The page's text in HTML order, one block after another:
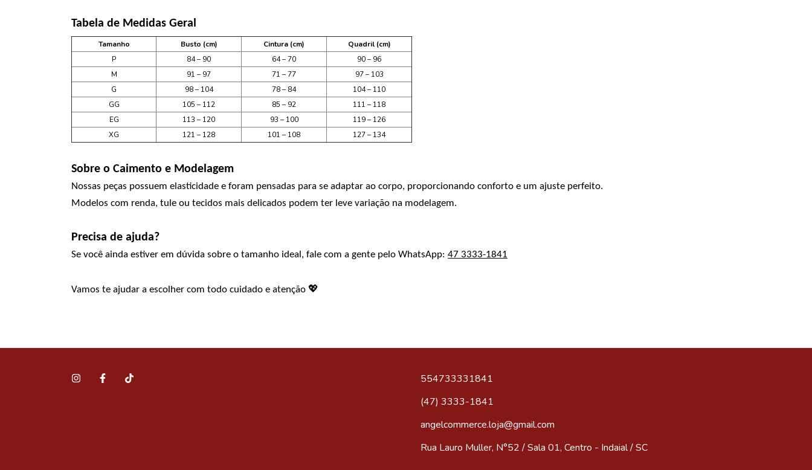
Tabela de Medidas Geral
Tamanho Busto (cm) Cintura (cm)
Quadril (cm)
P
84 – 90 64 –70 90 – 96
M
91 – 97 71 –77 97 – 103
G
98 – 104 78 – 84 104 – 110
GG
105 – 112 85 – 92 111 – 118
EG
113 – 120 93 – 100 119 – 126
XG
121 – 128 101 – 108 127 – 134
Sobre o Caimento e Modelagem
Nossas peças possuem elasticidade e foram pensadas para se adaptar ao corpo, proporcionando conforto e um ajuste perfeito.
Modelos com renda, tule ou tecidos mais delicados podem ter leve variação na modelagem.
Precisa de ajuda?
Se você ainda estiver em dúvida sobre o tamanho ideal, fale com a gente pelo WhatsApp: 47 3333-1841
Vamos te ajudar a escolher com todo cuidado e atenção 💖
554733331841
(47) 3333-1841
angelcommerce.loja@gmail.com
Rua Lauro Muller, N°52 / Sala 01, Centro - Indaial / SC